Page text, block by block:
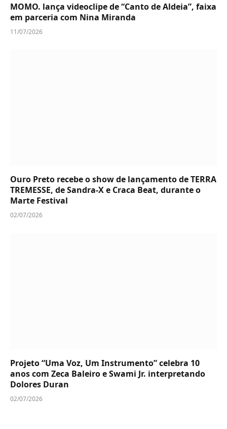
MOMO. lança videoclipe de “Canto de Aldeia”, faixa
em parceria com Nina Miranda
11/07/2026
Ouro Preto recebe o show de lançamento de TERRA
TREMESSE, de Sandra-X e Craca Beat, durante o
Marte Festival
02/07/2026
Projeto “Uma Voz, Um Instrumento” celebra 10
anos com Zeca Baleiro e Swami Jr. interpretando
Dolores Duran
02/07/2026